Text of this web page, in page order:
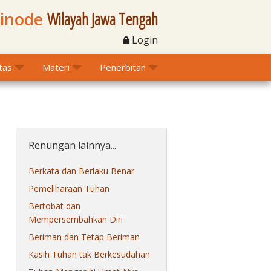
Wilayah Jawa Tengah
Login
Materi Penerbitan
Renungan lainnya...
Berkata dan Berlaku Benar
Pemeliharaan Tuhan
Bertobat dan
Mempersembahkan Diri
Beriman dan Tetap Beriman
Kasih Tuhan tak Berkesudahan